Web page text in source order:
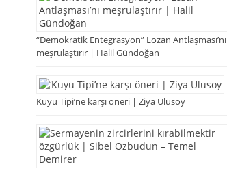
“Demokratik Entegrasyon” Lozan Antlaşması’nı
meşrulaştırır | Halil Gündoğan
Kuyu Tipi’ne karşı öneri | Ziya Ulusoy